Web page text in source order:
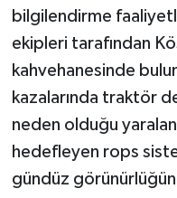
bilgilendirme
ekipleri tarafından
kahvehanesinde
kazalarında traktör
neden olduğu
hedefleyen rops
gündüz